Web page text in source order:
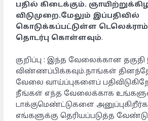
பதில் கிடைக்கும்.
விடுமுறை.மேலும் இப்பதிவில்
கொடுக்கப்பட்டுள்ள டெலெக்ராம்
தொடர்பு கொள்ளவும்.
குறிப்பு : இந்த வேலைக்கான தகுதி
விண்ணப்பிக்கவும்.நாங்கள்
வேலை வாய்ப்புகளைப்
நீங்கள் எந்த வேலைக்காக
டாக்குமெண்ட்டுகளை
எங்களுக்கு தெரியப்படுத்த